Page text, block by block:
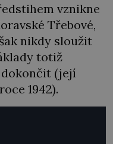
vznikne
Třebové,
nikdy sloužit
totiž
(její
1942).